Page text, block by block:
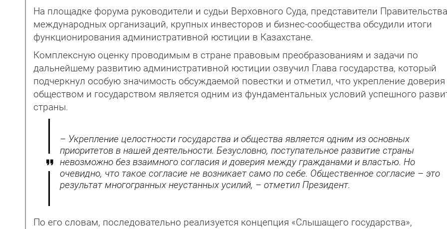
На площадке форума руководители и судьи Верховного Суда, представители
международных организаций, крупных инвесторов и бизнес-сообщества обсудили итоги
функционирования административной юстиции в Казахстане.
Комплексную оценку проводимым в стране правовым преобразованиям и задачи по
дальнейшему развитию административной юстиции озвучил Глава государства, который
подчеркнул особую значимость обсуждаемой повестки и отметил, что укрепление
обществом и государством является одним из фундаментальных условий успешного
страны.
– Укрепление целостности государства и общества является одним из основных
приоритетов в нашей деятельности. Безусловно, поступательное развитие страны
невозможно без взаимного согласия и доверия между гражданами и властью. Но
очевидно, что такое согласие не возникает само по себе. Общественное согласие – это
результат многогранных неустанных усилий, – отметил Президент.
По его словам, последовательно реализуется концепция «Слышащего государства»,